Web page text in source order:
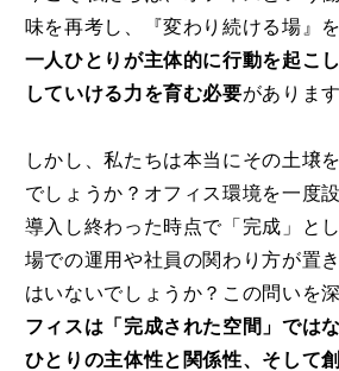
味を再考し、『変わり続ける場』を
一人ひとりが主体的に行動を起こ
していける力を育む必要があります
しかし、私たちは本当にその土壌
でしょうか？オフィス環境を一度
導入し終わった時点で「完成」と
場での運用や社員の関わり方が置
はいないでしょうか？この問いを
フィスは「完成された空間」では
ひとりの主体性と関係性、そして